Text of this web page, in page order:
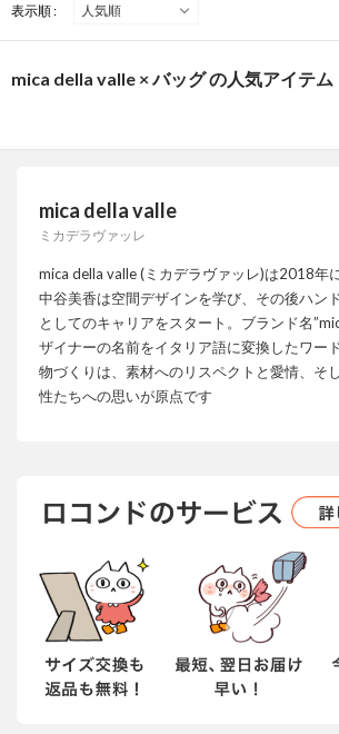
表示順 :
mica della valle × バッグ の人気アイテム
mica della valle
ミカデラヴァッレ
mica della valle (ミカデラヴァッレ)は2018年
中谷美香は空間デザインを学び、その後ハン
としてのキャリアをスタート。ブランド名
ザイナーの名前をイタリア語に変換したワー
物づくりは、素材へのリスペクトと愛情、そ
性たちへの思いが原点です